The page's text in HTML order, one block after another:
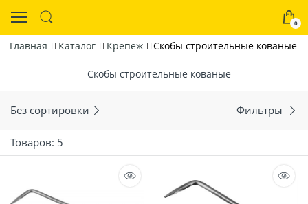
0
Главная Каталог Крепеж Скобы строительные кованые
Скобы строительные кованые
Без сортировки Фильтры
Товаров: 5